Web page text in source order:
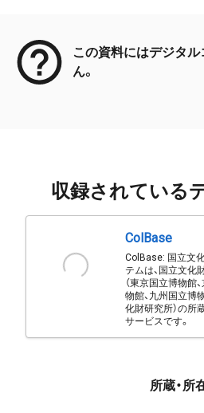
この資料にはデジタ
ん。
収録されている
ColBase
ColBase: 国立文
テムは、国立文化
（東京国立博物館
物館、九州国立博
化財研究所）の所
サービスです。
所蔵・所